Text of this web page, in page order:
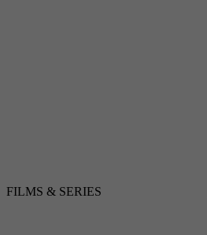
FILMS & SERIES